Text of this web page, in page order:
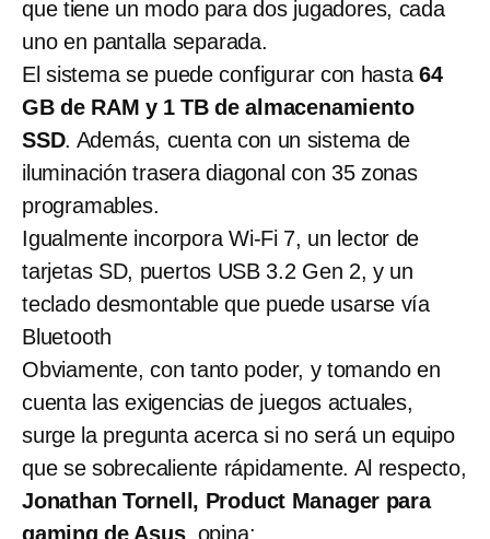
que tiene un modo para dos jugadores, cada
uno en pantalla separada.
El sistema se puede configurar con hasta 64
GB de RAM y 1 TB de almacenamiento
SSD. Además, cuenta con un sistema de
iluminación trasera diagonal con 35 zonas
programables.
Igualmente incorpora Wi-Fi 7, un lector de
tarjetas SD, puertos USB 3.2 Gen 2, y un
teclado desmontable que puede usarse vía
Bluetooth
Obviamente, con tanto poder, y tomando en
cuenta las exigencias de juegos actuales,
surge la pregunta acerca si no será un equipo
que se sobrecaliente rápidamente. Al respecto,
Jonathan Tornell, Product Manager para
gaming de Asus, opina: